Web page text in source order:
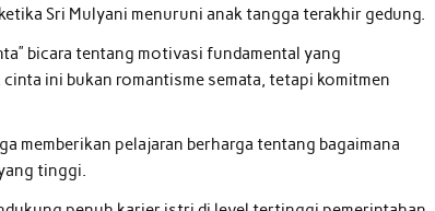
Sri Mulyani menuruni anak tangga terakhir gedung.
bicara tentang motivasi fundamental yang
ini bukan romantisme semata, tetapi komitmen
memberikan pelajaran berharga tentang bagaimana
tinggi.